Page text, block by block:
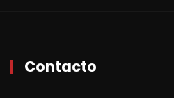
Contacto